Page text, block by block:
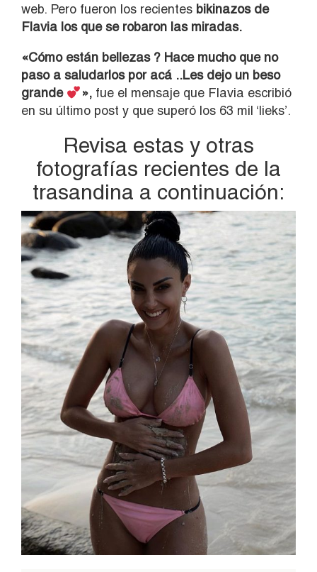
web. Pero fueron los recientes bikinazos de
Flavia los que se robaron las miradas.
«Cómo están bellezas ? Hace mucho que no
paso a saludarlos por acá ..Les dejo un beso
grande
»,fue el mensaje que Flavia escribió
en su último post y que superó los 63 mil ‘lieks’.
Revisa estas y otras
fotografías recientes de la
trasandina a continuación: